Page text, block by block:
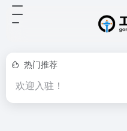
热门推荐
欢迎入驻！